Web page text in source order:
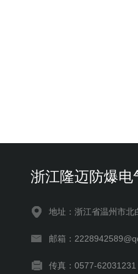
浙江隆迈防爆电
地址：浙江省温州市北
邮箱：
传真：0577-62031231